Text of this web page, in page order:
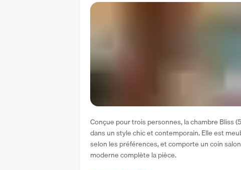
Conçue pour trois personnes, la chambre Bliss
dans un style chic et contemporain. Elle est
selon les préférences, et comporte un coin
moderne complète la pièce.